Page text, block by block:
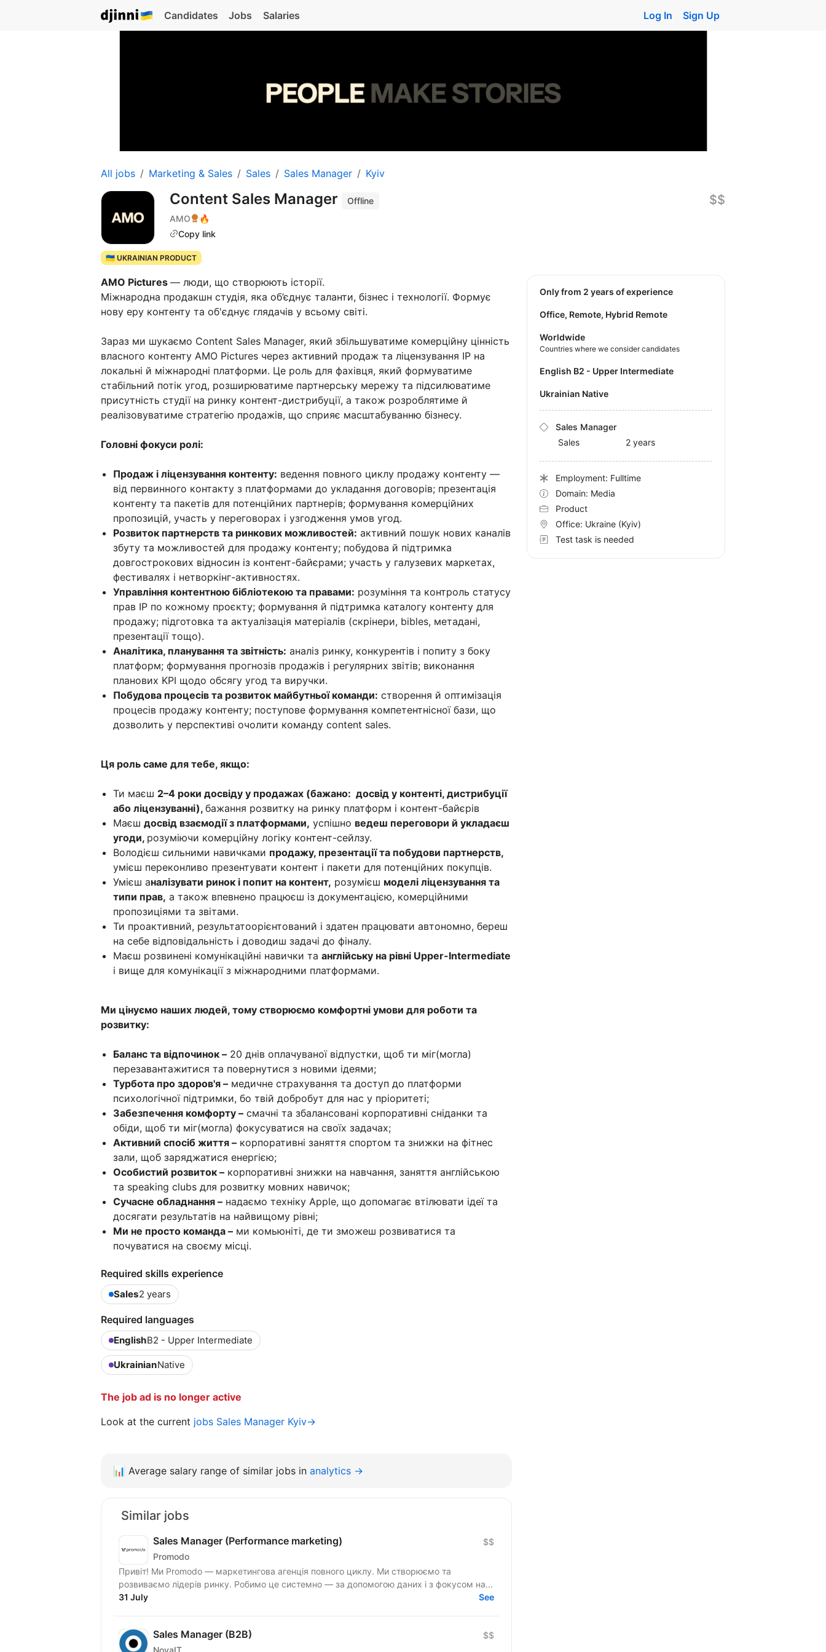
Candidates Jobs Salaries Log In Sign Up
All jobs Marketing & Sales Sales Sales Manager Kyiv
Content Sales Manager
Offline
AMO
🔥
Copy link
$$
🇺🇦 UKRAINIAN PRODUCT
AMO Pictures — люди, що створюють історії.
Міжнародна продакшн студія, яка об’єднує таланти, бізнес і технології. Формує
нову еру контенту та об'єднує глядачів у всьому світі.
Зараз ми шукаємо Content Sales Manager, який збільшуватиме комерційну цінність
власного контенту AMO Pictures через активний продаж та ліцензування IP на
локальні й міжнародні платформи. Це роль для фахівця, який формуватиме
стабільний потік угод, розширюватиме партнерську мережу та підсилюватиме
присутність студії на ринку контент-дистрибуції, а також розроблятиме й
реалізовуватиме стратегію продажів, що сприяє масштабуванню бізнесу.
Головні фокуси ролі:
Продаж і ліцензування контенту: ведення повного циклу продажу контенту —
від первинного контакту з платформами до укладання договорів; презентація
контенту та пакетів для потенційних партнерів; формування комерційних
пропозицій, участь у переговорах і узгодження умов угод.
Розвиток партнерств та ринкових можливостей: активний пошук нових каналів
збуту та можливостей для продажу контенту; побудова й підтримка
довгострокових відносин із контент-байєрами; участь у галузевих маркетах,
фестивалях і нетворкінг-активностях.
Управління контентною бібліотекою та правами: розуміння та контроль статусу
прав IP по кожному проєкту; формування й підтримка каталогу контенту для
продажу; підготовка та актуалізація матеріалів (скрінери, bibles, метадані,
презентації тощо).
Аналітика, планування та звітність: аналіз ринку, конкурентів і попиту з боку
платформ; формування прогнозів продажів і регулярних звітів; виконання
планових KPI щодо обсягу угод та виручки.
Побудова процесів та розвиток майбутньої команди: створення й оптимізація
процесів продажу контенту; поступове формування компетентнісної бази, що
дозволить у перспективі очолити команду content sales.
Ця роль саме для тебе, якщо:
Ти маєш 2–4 роки досвіду у продажах (бажано: досвід у контенті, дистрибуції
або ліцензуванні), бажання розвитку на ринку платформ і контент-байєрів
Маєш досвід взаємодії з платформами, успішно ведеш переговори й укладаєш
угоди, розуміючи комерційну логіку контент-сейлзу.
Володієш сильними навичками продажу, презентації та побудови партнерств,
умієш переконливо презентувати контент і пакети для потенційних покупців.
Умієш аналізувати ринок і попит на контент, розумієш моделі ліцензування та
типи прав, а також впевнено працюєш із документацією, комерційними
пропозиціями та звітами.
Ти проактивний, результатоорієнтований і здатен працювати автономно, береш
на себе відповідальність і доводиш задачі до фіналу.
Маєш розвинені комунікаційні навички та англійську на рівні Upper-Intermediate
і вище для комунікації з міжнародними платформами.
Ми цінуємо наших людей, тому створюємо комфортні умови для роботи та
розвитку:
Баланс та відпочинок – 20 днів оплачуваної відпустки, щоб ти міг(могла)
перезавантажитися та повернутися з новими ідеями;
Турбота про здоров'я – медичне страхування та доступ до платформи
психологічної підтримки, бо твій добробут для нас у пріоритеті;
Забезпечення комфорту – смачні та збалансовані корпоративні сніданки та
обіди, щоб ти міг(могла) фокусуватися на своїх задачах;
Активний спосіб життя – корпоративні заняття спортом та знижки на фітнес
зали, щоб заряджатися енергією;
Особистий розвиток – корпоративні знижки на навчання, заняття англійською
та speaking clubs для розвитку мовних навичок;
Сучасне обладнання – надаємо техніку Apple, що допомагає втілювати ідеї та
досягати результатів на найвищому рівні;
Ми не просто команда – ми комьюніті, де ти зможеш розвиватися та
почуватися на своєму місці.
Required skills experience
Sales2 years
Required languages
EnglishB2 - Upper Intermediate
UkrainianNative
The job ad is no longer active
Look at the current jobs Sales Manager Kyiv→
Only from 2 years of experience
Office, Remote, Hybrid Remote
Worldwide
Countries where we consider candidates
English B2 - Upper Intermediate
Ukrainian Native
Sales Manager
Sales
2 years
Employment: Fulltime
Domain: Media
Product
Office: Ukraine (Kyiv)
Test task is needed
📊 Average salary range of similar jobs in analytics →
Similar jobs
Sales Manager (Performance marketing)
Promodo
$$
Привіт! Ми Promodo — маркетингова агенція повного циклу. Ми створюємо та
розвиваємо лідерів ринку. Робимо це системно — за допомогою даних і з фокусом на...
31 July
See
Sales Manager (B2B) $$